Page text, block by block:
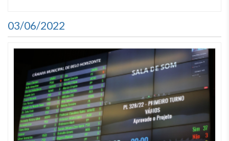
03/06/2022